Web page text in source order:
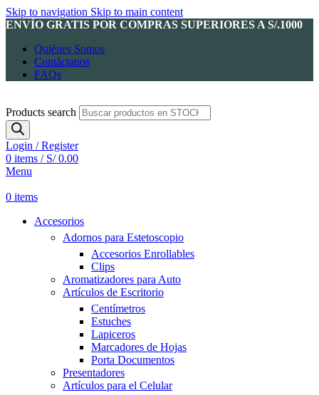
Skip to navigation Skip to main content
ENVÍO GRATIS POR COMPRAS SUPERIORES A S/.1000
Quiénes Somos
Contáctanos
FAQs
Products search
Login / Register
0 items / S/0.00
Menu
0 items
Accesorios
Adornos para Estetoscopio
Accesorios Enrollables
Clips
Aromatizadores para Auto
Artículos de Escritorio
Centímetros
Estuches
Lapiceros
Marcadores de Hojas
Porta Documentos
Presentadores
Artículos para el Celular